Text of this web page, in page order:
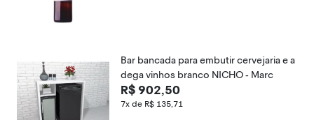
Bar bancada para embutir cervejaria e a
dega vinhos branco NICHO - Marc
R$ 902,50
7x de R$ 135,71